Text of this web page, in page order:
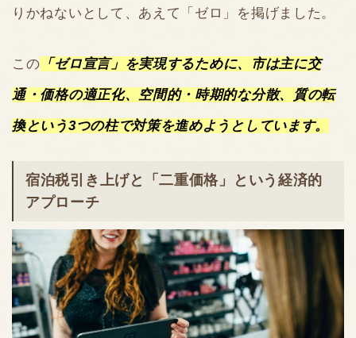
りかねないとして、あえて「ゼロ」を掲げました。
この 「ゼロ宣言」を実現するために、市は主に交
通・価格の適正化、空間的・時期的な分散、質の転
換という3つの柱で対策を進めようとしています。
宿泊税引き上げと「二重価格」という経済的
アプローチ